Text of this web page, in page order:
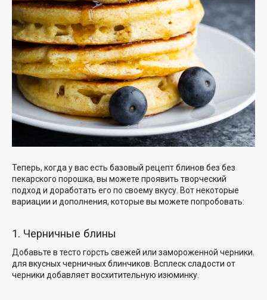
Теперь, когда у вас есть базовый рецепт блинов без без
пекарского порошка, вы можете проявить творческий
подход и доработать его по своему вкусу. Вот некоторые
вариации и дополнения, которые вы можете попробовать:
1. Черничные блины
Добавьте в тесто горсть свежей или замороженной черники.
для вкусных черничных блинчиков . Всплеск сладости от
черники добавляет восхитительную изюминку.